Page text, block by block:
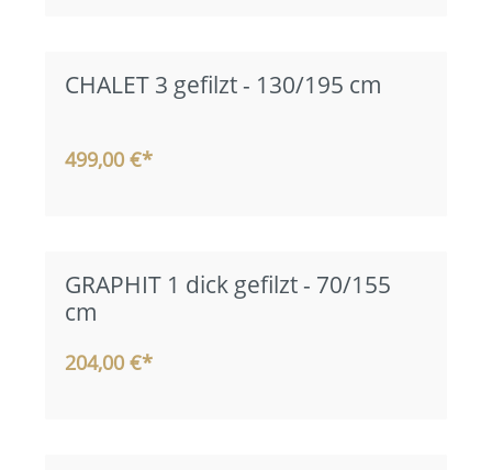
CHALET 3 gefilzt - 130/195 cm
499,00 €*
GRAPHIT 1 dick gefilzt - 70/155
cm
204,00 €*